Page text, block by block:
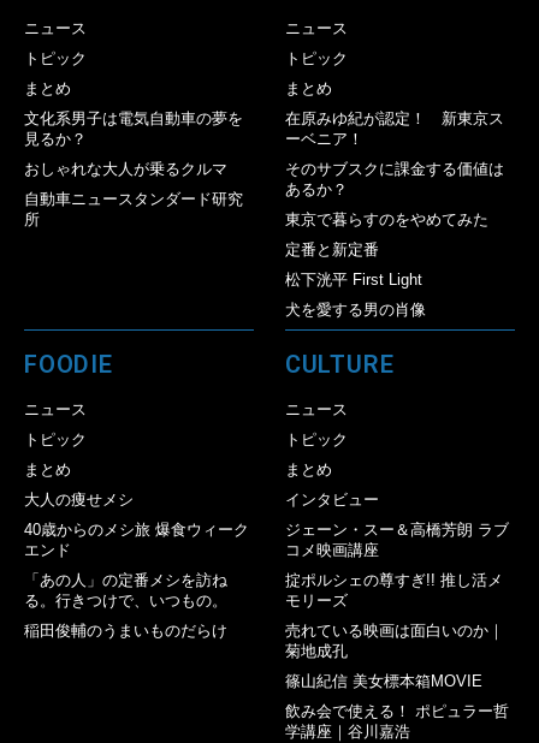
ニュース
トピック
まとめ
文化系男子は電気自動車の夢を
見るか？
おしゃれな大人が乗るクルマ
自動車ニュースタンダード研究
所
ニュース
トピック
まとめ
在原みゆ紀が認定！ 新東京ス
ーベニア！
そのサブスクに課金する価値は
あるか？
東京で暮らすのをやめてみた
定番と新定番
松下洸平 First Light
犬を愛する男の肖像
FOODIE
ニュース
トピック
まとめ
大人の痩せメシ
40歳からのメシ旅 爆食ウィーク
エンド
「あの人」の定番メシを訪ね
る。行きつけで、いつもの。
稲田俊輔のうまいものだらけ
CULTURE
ニュース
トピック
まとめ
インタビュー
ジェーン・スー＆高橋芳朗 ラブ
コメ映画講座
掟ポルシェの尊すぎ!! 推し活メ
モリーズ
売れている映画は面白いのか｜
菊地成孔
篠山紀信 美女標本箱MOVIE
飲み会で使える！ ポピュラー哲
学講座｜谷川嘉浩